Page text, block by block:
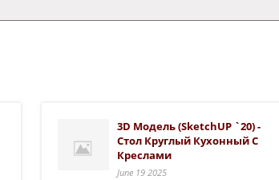
3D Модель (SketchUP `20) -
Стол Круглый Кухонный С
Креслами
June 19 2025